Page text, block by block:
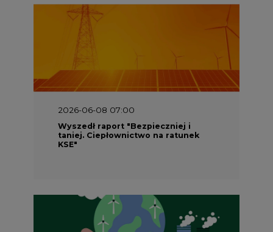
2026-06-08 07:00
Wyszedł raport "Bezpieczniej i
taniej. Ciepłownictwo na ratunek
KSE"